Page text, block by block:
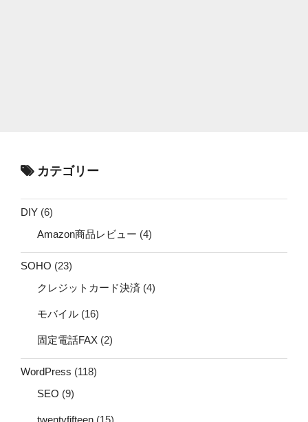
カテゴリー
DIY (6)
Amazon商品レビュー (4)
SOHO (23)
クレジットカード決済 (4)
モバイル (16)
固定電話FAX (2)
WordPress (118)
SEO (9)
twentyfifteen (15)